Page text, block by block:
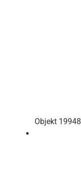
Objekt 19948